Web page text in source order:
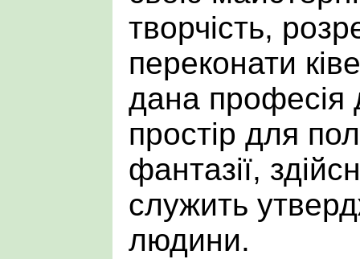
творчість,
переконати
дана професія
простір для
фантазії,
служить
людини.